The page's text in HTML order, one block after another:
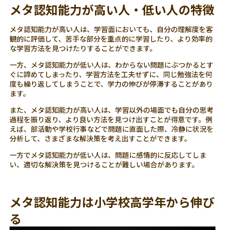
メタ認知能力が高い人・低い人の特徴
メタ認知能力が高い人は、学習面においても、自分の理解度を客
観的に評価して、苦手な部分を重点的に学習したり、より効率的
な学習方法を見つけたりすることができます。
一方、メタ認知能力が低い人は、わからない問題にぶつかるとす
ぐに諦めてしまったり、学習方法を工夫せずに、同じ勉強法を何
度も繰り返してしまうことで、学力の伸びが停滞することがあり
ます。
また、メタ認知能力が高い人は、学習以外の場面でも自分の思考
過程を振り返り、より良い方法を見つけ出すことが得意です。例
えば、部活動や学校行事などで問題に直面した際、冷静に状況を
分析して、さまざまな解決策を考え出すことができます。
一方でメタ認知能力が低い人は、問題に感情的に反応してしま
い、適切な解決策を見つけることが難しい場合があります。
メタ認知能力は小学校高学年から伸び
る